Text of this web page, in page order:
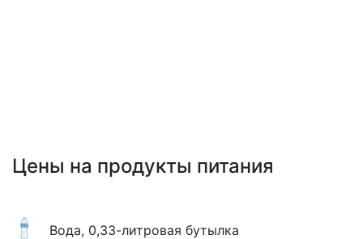
Цены на продукты питания
Вода, 0,33-литровая бутылка